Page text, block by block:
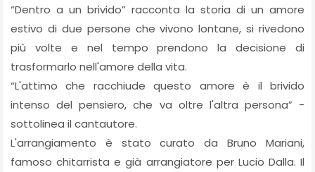
“Dentro a un brivido” racconta la storia di un amore
estivo di due persone che vivono lontane, si rivedono
più volte e nel tempo prendono la decisione di
trasformarlo nell'amore della vita.
“L'attimo che racchiude questo amore è il brivido
intenso del pensiero, che va oltre l'altra persona” -
sottolinea il cantautore.
L'arrangiamento è stato curato da Bruno Mariani,
famoso chitarrista e già arrangiatore per Lucio Dalla. Il